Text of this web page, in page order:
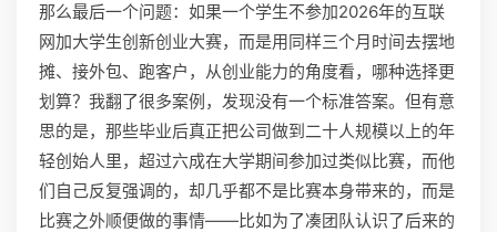
那么最后一个问题：如果一个学生不参加2026年的互联
网加大学生创新创业大赛，而是用同样三个月时间去摆地
摊、接外包、跑客户，从创业能力的角度看，哪种选择更
划算？我翻了很多案例，发现没有一个标准答案。但有意
思的是，那些毕业后真正把公司做到二十人规模以上的年
轻创始人里，超过六成在大学期间参加过类似比赛，而他
们自己反复强调的，却几乎都不是比赛本身带来的，而是
比赛之外顺便做的事情——比如为了凑团队认识了后来的